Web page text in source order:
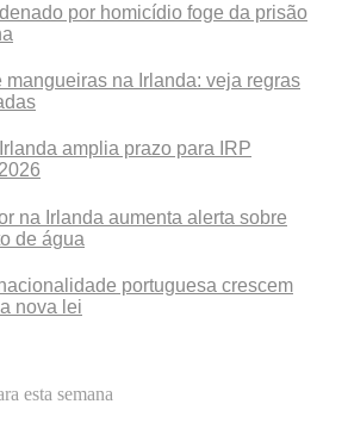
por homicídio foge da prisão
mangueiras na Irlanda: veja regras
amplia prazo para IRP
na Irlanda aumenta alerta sobre
de água
portuguesa crescem
nova lei